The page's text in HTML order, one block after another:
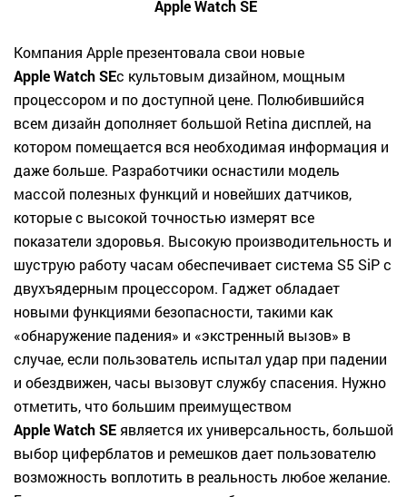
Apple Watch SE
Компания Apple презентовала свои новые
Apple Watch SEс культовым дизайном, мощным
процессором и по доступной цене. Полюбившийся
всем дизайн дополняет большой Retina дисплей, на
котором помещается вся необходимая информация и
даже больше. Разработчики оснастили модель
массой полезных функций и новейших датчиков,
которые с высокой точностью измерят все
показатели здоровья. Высокую производительность и
шуструю работу часам обеспечивает система S5 SiP с
двухъядерным процессором. Гаджет обладает
новыми функциями безопасности, такими как
«обнаружение падения» и «экстренный вызов» в
случае, если пользователь испытал удар при падении
и обездвижен, часы вызовут службу спасения. Нужно
отметить, что большим преимуществом
Apple Watch SE является их универсальность, большой
выбор циферблатов и ремешков дает пользователю
возможность воплотить в реальность любое желание.